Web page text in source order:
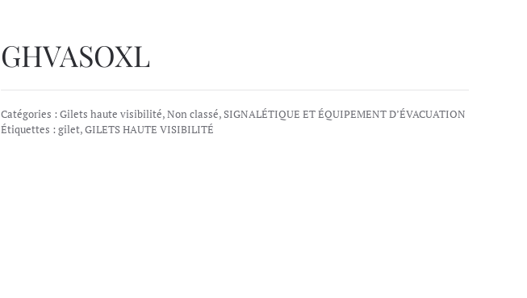
GHVASOXL
Catégories : Gilets haute visibilité,Non classé,SIGNALÉTIQUE ET ÉQUIPEMENT D’ÉVACUATION
Étiquettes : gilet,GILETS HAUTE VISIBILITÉ